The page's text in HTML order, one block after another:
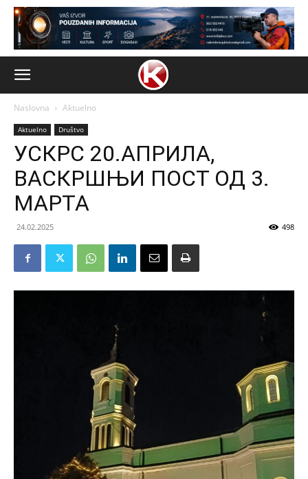
Naslovna Aktuelno
Aktuelno Društvo
УСКРС 20.АПРИЛА,
ВАСКРШЊИ ПОСТ ОД 3.
МАРТА
24.02.2025 498